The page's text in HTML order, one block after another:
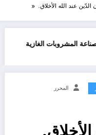
الدّين عند الله الأخلاق.
الغازية قانون المشروبات و
المحرر